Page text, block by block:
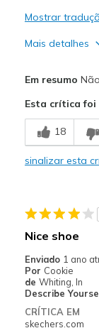
Mostrar
Mais detalhes
Contras
Size too long
Sizing
View On Shoes
Em resumo
Esta crítica foi
18
sinalizar esta
Nice shoe
Enviado 1 ano
Por Cookie
de Whiting, In
Describe
CRÍTICA EM
skechers.com